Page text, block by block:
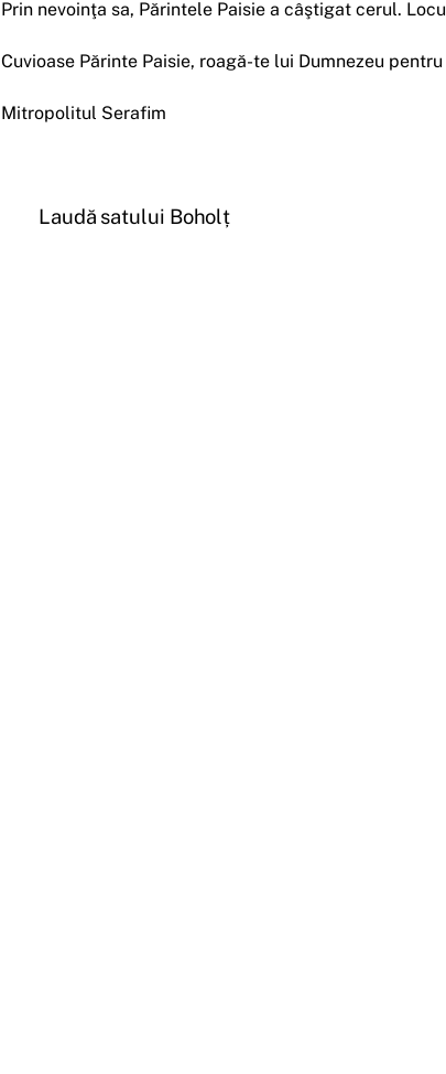
Prin nevoinţa sa, Părintele Paisie a câştigat cerul.
Cuvioase Părinte Paisie, roagă-te lui Dumnezeu pentru
Mitropolitul Serafim
Laudă satului Boholț